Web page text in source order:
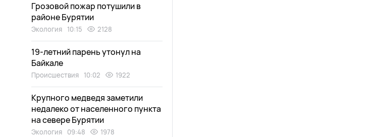
Грозовой пожар потушили в
районе Бурятии
Экология 10:15 2128
19-летний парень утонул на
Байкале
Происшествия 10:02 1922
Крупного медведя заметили
недалеко от населенного пункта
на севере Бурятии
Экология 09:48 1978